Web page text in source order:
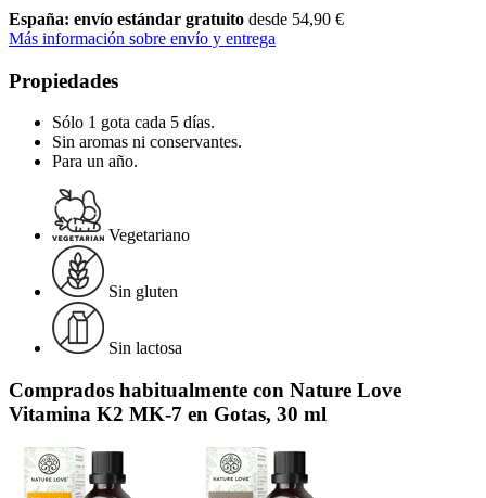
España: envío estándar gratuito desde 54,90 €
Más información sobre envío y entrega
Propiedades
Sólo 1 gota cada 5 días.
Sin aromas ni conservantes.
Para un año.
Vegetariano
Sin gluten
Sin lactosa
Comprados habitualmente con Nature Love
Vitamina K2 MK-7 en Gotas, 30 ml